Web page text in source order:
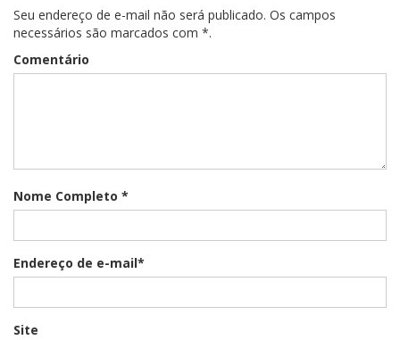
Seu endereço de e-mail não será publicado. Os campos
necessários são marcados com *.
Comentário
Nome Completo *
Endereço de e-mail*
Site